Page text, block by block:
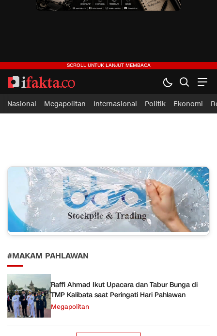
ifakta.co
#pastibenar
Nasional Megapolitan Internasional Politik Ekonomi
#MAKAM PAHLAWAN
Raffi Ahmad Ikut Upacara dan Tabur Bunga di
TMP Kalibata saat Peringati Hari Pahlawan
Megapolitan